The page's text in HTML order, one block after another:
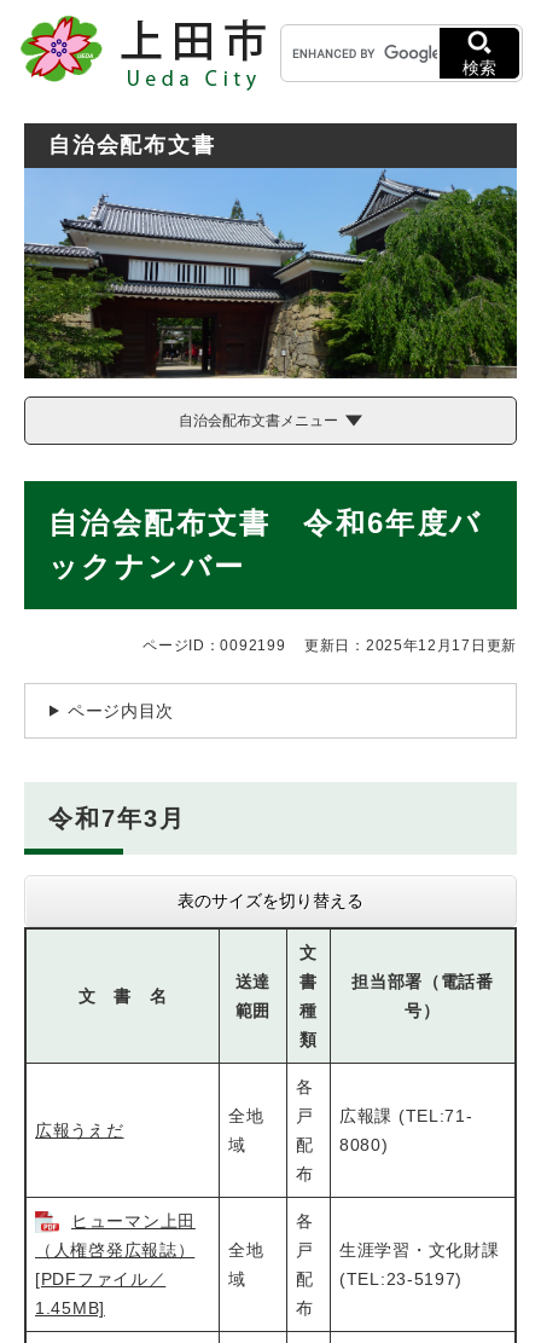
メニューを飛ばして本文へ
キ
ー
ワ
検索
自治会配布文書
自治会配布文書メニュー
自治会配布文書 令和6年度バ
ックナンバー
ページID：0092199 更新日：2025年12月17日更新
ページ内目次
令和7年3月
表のサイズを切り替える
文 書 名
送達
範囲
文
書
種
類
担当部署（電話番
号）
広報うえだ
全地
域
各
戸
配
布
広報課 (TEL:71-
8080)
ヒューマン上田
（人権啓発広報誌）
[PDFファイル／
1.45MB]
全地
域
各
戸
配
布
生涯学習・文化財課
(TEL:23-5197)